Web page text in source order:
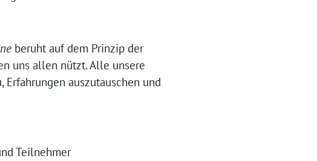
beruht auf dem Prinzip der
uns allen nützt. Alle unsere
auszutauschen und
Teilnehmer